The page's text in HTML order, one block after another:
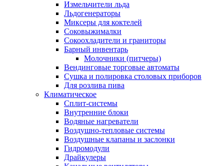
Измельчители льда
Льдогенераторы
Миксеры для коктелей
Соковыжималки
Сокоохладители и граниторы
Барный инвентарь
Молочники (питчеры)
Вендинговые торговые автоматы
Сушка и полировка столовых приборов
Для розлива пива
Климатическое
Сплит-системы
Внутренние блоки
Водяные нагреватели
Воздушно-тепловые системы
Воздушные клапаны и заслонки
Гидромодули
Драйкулеры